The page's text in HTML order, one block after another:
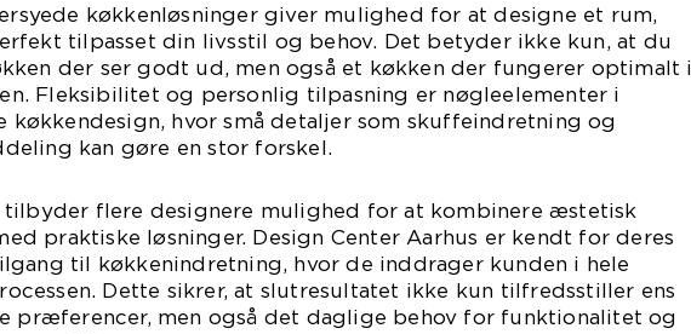
køkkenløsninger giver mulighed for at designe et rum,
tilpasset din livsstil og behov. Det betyder ikke kun, at du
der ser godt ud, men også et køkken der fungerer optimalt i
Fleksibilitet og personlig tilpasning er nøgleelementer i
køkkendesign, hvor små detaljer som skuffeindretning og
kan gøre en stor forskel.
tilbyder flere designere mulighed for at kombinere æstetisk
praktiske løsninger. Design Center Aarhus er kendt for deres
til køkkenindretning, hvor de inddrager kunden i hele
Dette sikrer, at slutresultatet ikke kun tilfredsstiller ens
præferencer, men også det daglige behov for funktionalitet og